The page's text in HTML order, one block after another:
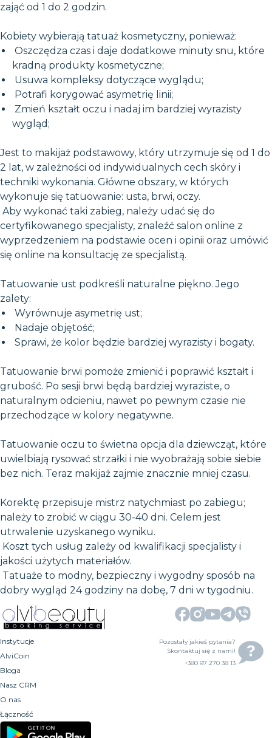
zająć od 1 do 2 godzin.
Kobiety wybierają tatuaż kosmetyczny, ponieważ:
Oszczędza czas i daje dodatkowe minuty snu, które
kradną produkty kosmetyczne;
Usuwa kompleksy dotyczące wyglądu;
Potrafi korygować asymetrię linii;
Zmień kształt oczu i nadaj im bardziej wyrazisty
wygląd;
Jest to makijaż podstawowy, który utrzymuje się od 1 do
2 lat, w zależności od indywidualnych cech skóry i
techniki wykonania. Główne obszary, w których
wykonuje się tatuowanie: usta, brwi, oczy.
Aby wykonać taki zabieg, należy udać się do
certyfikowanego specjalisty, znaleźć salon online z
wyprzedzeniem na podstawie ocen i opinii oraz umówić
się online na konsultację ze specjalistą.
Tatuowanie ust podkreśli naturalne piękno. Jego
zalety:
Wyrównuje asymetrię ust;
Nadaje objętość;
Sprawi, że kolor będzie bardziej wyrazisty i bogaty.
Tatuowanie brwi pomoże zmienić i poprawić kształt i
grubość. Po sesji brwi będą bardziej wyraziste, o
naturalnym odcieniu, nawet po pewnym czasie nie
przechodzące w kolory negatywne.
Tatuowanie oczu to świetna opcja dla dziewcząt, które
uwielbiają rysować strzałki i nie wyobrażają sobie siebie
bez nich. Teraz makijaż zajmie znacznie mniej czasu.
Korektę przepisuje mistrz natychmiast po zabiegu;
należy to zrobić w ciągu 30-40 dni. Celem jest
utrwalenie uzyskanego wyniku.
Koszt tych usług zależy od kwalifikacji specjalisty i
jakości użytych materiałów.
Tatuaże to modny, bezpieczny i wygodny sposób na
dobry wygląd 24 godziny na dobę, 7 dni w tygodniu.
Instytucje
AlviCoin
Bloga
Nasz CRM
O nas
Łączność
Pozostały jakieś pytania?
Skontaktuj się z nami!
+380 97 270 38 13